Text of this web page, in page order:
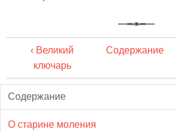
‹ Великий
ключарь
Содержание
Содержание
О старине моления